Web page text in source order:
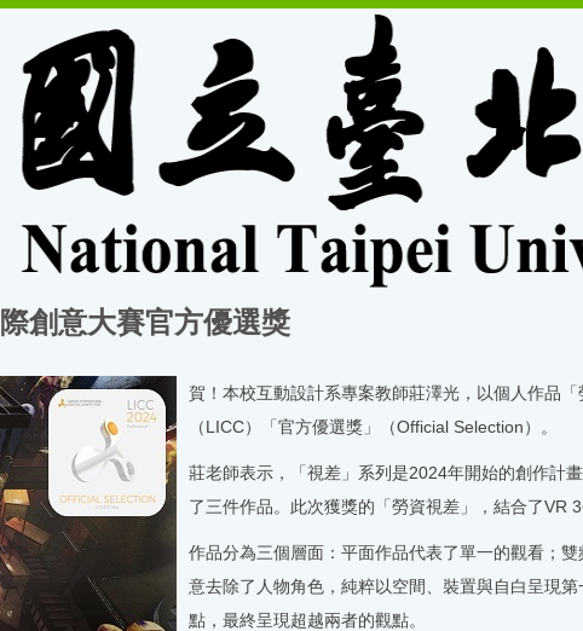
創意大賽官方優選獎
賀！本校互動設計系專案教師莊澤光，以個人作品
（LICC）「官方優選獎」（Official Selection）。
莊老師表示，「視差」系列是2024年開始的創作計
了三件作品。此次獲獎的「勞資視差」，結合了VR
作品分為三個層面：平面作品代表了單一的觀看；
意去除了人物角色，純粹以空間、裝置與自白呈現
點，最終呈現超越兩者的觀點。